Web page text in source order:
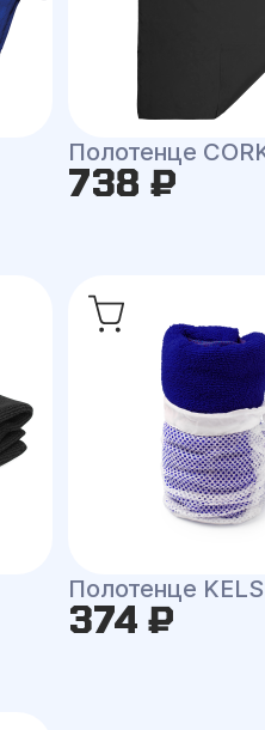
Полотенце
738 ₽
Полотенце
374 ₽